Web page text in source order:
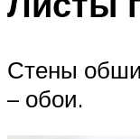
Стены
– обои.